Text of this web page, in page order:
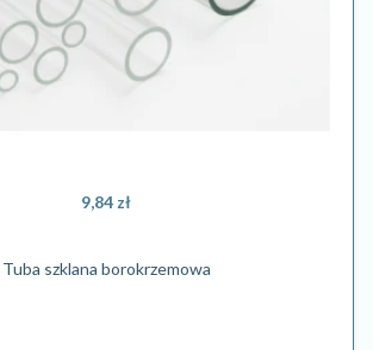
9,84 zł
Tuba szklana borokrzemowa